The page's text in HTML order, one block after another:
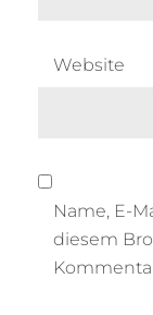
Website
Name, E-
diesem